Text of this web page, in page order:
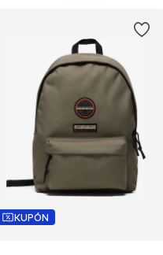
KUPÓN